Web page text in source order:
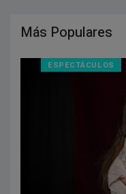
Más Populares
ESPECTÁCULOS